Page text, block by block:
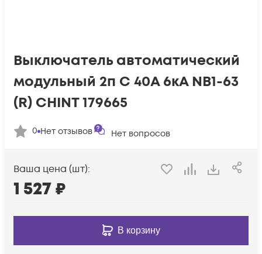
Выключатель автоматический
модульный 2п C 40А 6кА NB1-63
(R) CHINT 179665
0 Нет отзывов Нет вопросов
Ваша цена (шт):
1 527₽
В корзину